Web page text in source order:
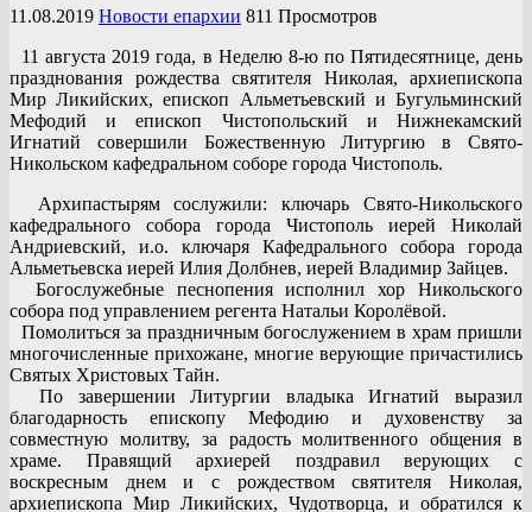
11.08.2019 Новости епархии 811 Просмотров
11 августа 2019 года, в Неделю 8-ю по Пятидесятнице, день
празднования рождества святителя Николая, архиепископа
Мир Ликийских, епископ Альметьевский и Бугульминский
Мефодий и епископ Чистопольский и Нижнекамский
Игнатий совершили Божественную Литургию в Свято-
Никольском кафедральном соборе города Чистополь.
Архипастырям сослужили: ключарь Свято-Никольского
кафедрального собора города Чистополь иерей Николай
Андриевский, и.о. ключаря Кафедрального собора города
Альметьевска иерей Илия Долбнев, иерей Владимир Зайцев.
Богослужебные песнопения исполнил хор Никольского
собора под управлением регента Натальи Королёвой.
Помолиться за праздничным богослужением в храм пришли
многочисленные прихожане, многие верующие причастились
Святых Христовых Тайн.
По завершении Литургии владыка Игнатий выразил
благодарность епископу Мефодию и духовенству за
совместную молитву, за радость молитвенного общения в
храме. Правящий архиерей поздравил верующих с
воскресным днем и с рождеством святителя Николая,
архиепископа Мир Ликийских, Чудотворца, и обратился к